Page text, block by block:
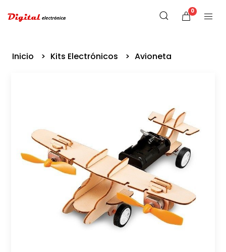
0
Inicio Kits Electrónicos Avioneta